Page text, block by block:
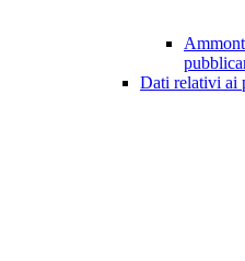
Dati relativi ai